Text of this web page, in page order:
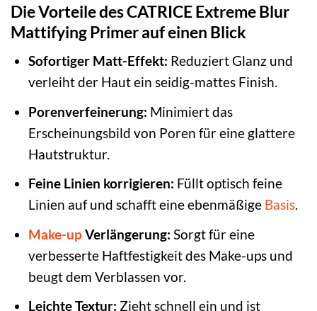
Die Vorteile des CATRICE Extreme Blur
Mattifying Primer auf einen Blick
Sofortiger Matt-Effekt: Reduziert Glanz und
verleiht der Haut ein seidig-mattes Finish.
Porenverfeinerung: Minimiert das
Erscheinungsbild von Poren für eine glattere
Hautstruktur.
Feine Linien korrigieren: Füllt optisch feine
Linien auf und schafft eine ebenmäßige Basis.
Make-upVerlängerung: Sorgt für eine
verbesserte Haftfestigkeit des Make-ups und
beugt dem Verblassen vor.
Leichte Textur: Zieht schnell ein und ist